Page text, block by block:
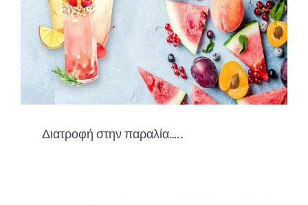
Διατροφή στην παραλία…..